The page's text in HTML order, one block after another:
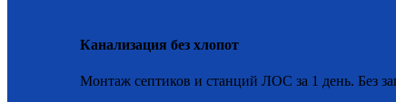
Канализация без хлопот
Монтаж септиков и станций ЛОС за 1 день. Без